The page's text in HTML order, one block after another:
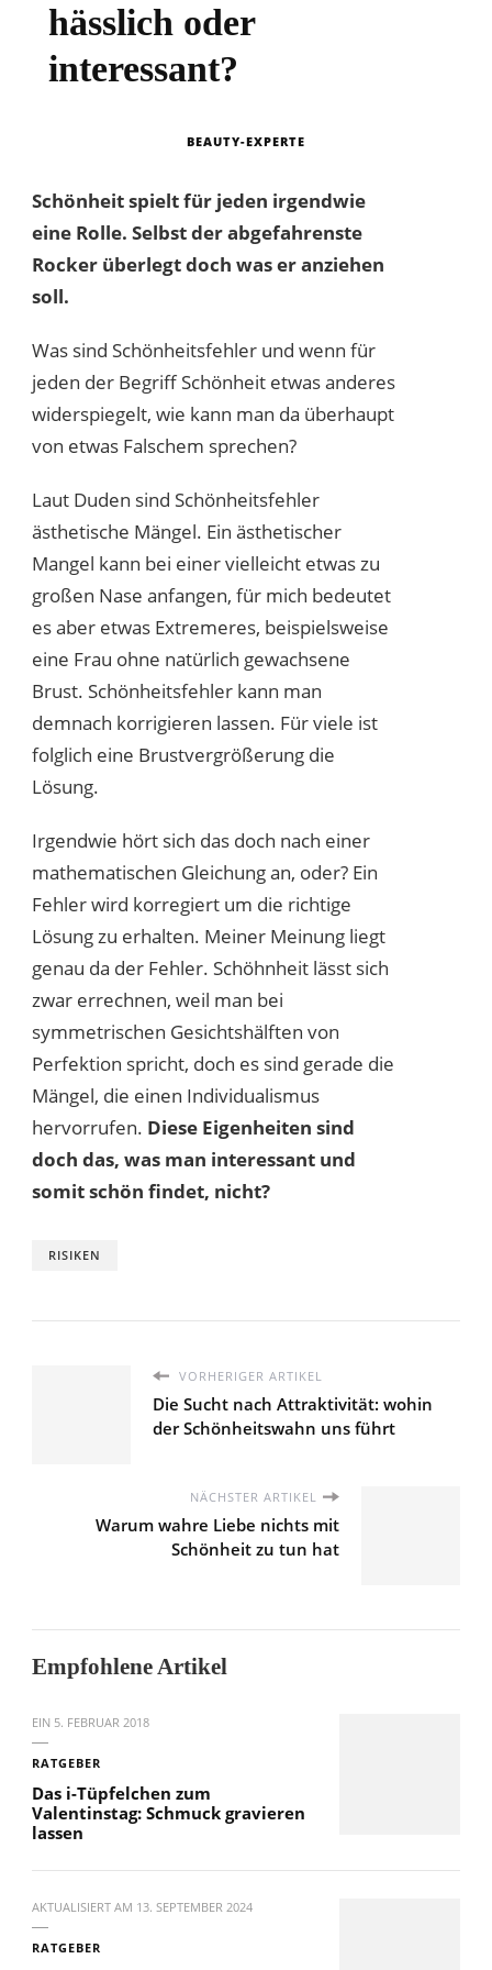
hässlich oder
interessant?
BEAUTY-EXPERTE
Schönheit spielt für jeden irgendwie
eine Rolle. Selbst der abgefahrenste
Rocker überlegt doch was er anziehen
soll.
Was sind Schönheitsfehler und wenn für
jeden der Begriff Schönheit etwas anderes
widerspiegelt, wie kann man da überhaupt
von etwas Falschem sprechen?
Laut Duden sind Schönheitsfehler
ästhetische Mängel. Ein ästhetischer
Mangel kann bei einer vielleicht etwas zu
großen Nase anfangen, für mich bedeutet
es aber etwas Extremeres, beispielsweise
eine Frau ohne natürlich gewachsene
Brust. Schönheitsfehler kann man
demnach korrigieren lassen. Für viele ist
folglich eine Brustvergrößerung die
Lösung.
Irgendwie hört sich das doch nach einer
mathematischen Gleichung an, oder? Ein
Fehler wird korregiert um die richtige
Lösung zu erhalten. Meiner Meinung liegt
genau da der Fehler. Schöhnheit lässt sich
zwar errechnen, weil man bei
symmetrischen Gesichtshälften von
Perfektion spricht, doch es sind gerade die
Mängel, die einen Individualismus
hervorrufen. Diese Eigenheiten sind
doch das, was man interessant und
somit schön findet, nicht?
RISIKEN
VORHERIGER ARTIKEL
Die Sucht nach Attraktivität: wohin
der Schönheitswahn uns führt
NÄCHSTER ARTIKEL
Warum wahre Liebe nichts mit
Schönheit zu tun hat
Empfohlene Artikel
EIN 5. FEBRUAR 2018
RATGEBER
Das i-Tüpfelchen zum
Valentinstag: Schmuck gravieren
lassen
AKTUALISIERT AM 13. SEPTEMBER 2024
RATGEBER